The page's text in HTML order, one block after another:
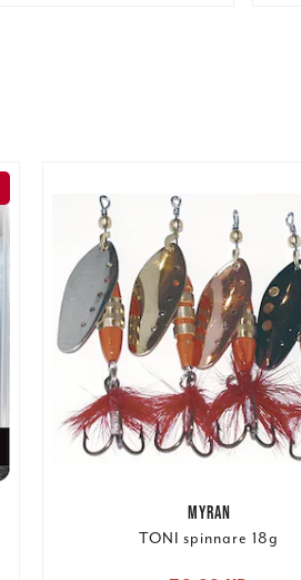
MYRAN
TONI spinnare 18g